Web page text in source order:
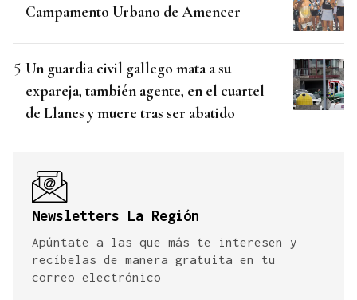
Campamento Urbano de Amencer
Un guardia civil gallego mata a su
expareja, también agente, en el cuartel
de Llanes y muere tras ser abatido
Newsletters La Región
Apúntate a las que más te interesen y
recíbelas de manera gratuita en tu
correo electrónico